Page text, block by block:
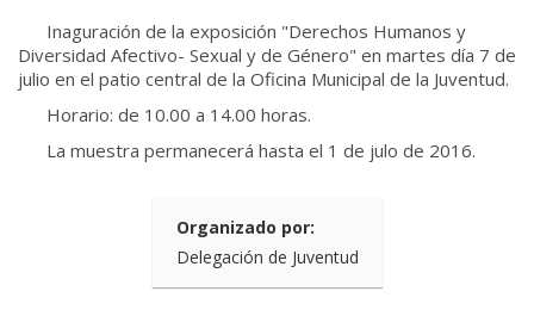
Inaguración de la exposición "Derechos Humanos y
Diversidad Afectivo- Sexual y de Género" en martes día 7 de
julio en el patio central de la Oficina Municipal de la Juventud.
Horario: de 10.00 a 14.00 horas.
La muestra permanecerá hasta el 1 de julo de 2016.
Organizado por:
Delegación de Juventud